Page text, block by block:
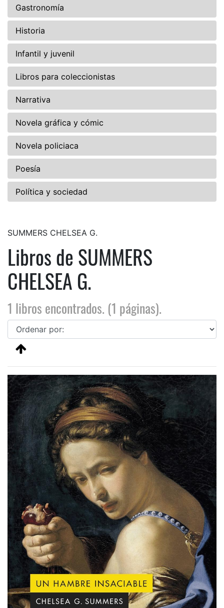
Gastronomía
Historia
Infantil y juvenil
Libros para coleccionistas
Narrativa
Novela gráfica y cómic
Novela policiaca
Poesía
Política y sociedad
SUMMERS CHELSEA G.
Libros de SUMMERS
CHELSEA G.
1 libros encontrados. (1 páginas).